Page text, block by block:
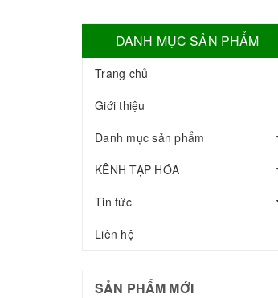
DANH MỤC SẢN PHẨM
Trang chủ
Giới thiệu
Danh mục sản phẩm
KÊNH TẠP HÓA
Tin tức
Liên hệ
SẢN PHẨM MỚI